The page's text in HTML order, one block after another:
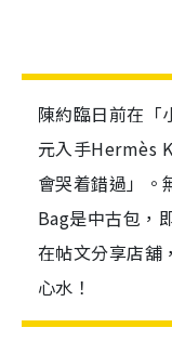
陳約臨日前在「
元入手Hermès
會哭着錯過」。
Bag是中古包，
在帖文分享店舖
心水！